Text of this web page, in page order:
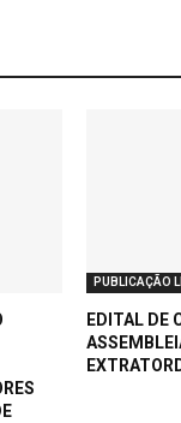
PUBLICAÇÃO
EDITAL DE